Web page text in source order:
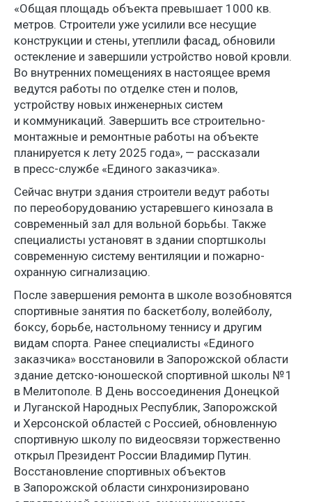
«Общая площадь объекта превышает 1000 кв.
метров. Строители уже усилили все несущие
конструкции и стены, утеплили фасад, обновили
остекление и завершили устройство новой кровли.
Во внутренних помещениях в настоящее время
ведутся работы по отделке стен и полов,
устройству новых инженерных систем
и коммуникаций. Завершить все строительно-
монтажные и ремонтные работы на объекте
планируется к лету 2025 года», — рассказали
в пресс-службе «Единого заказчика».
Сейчас внутри здания строители ведут работы
по переоборудованию устаревшего кинозала в
современный зал для вольной борьбы. Также
специалисты установят в здании спортшколы
современную систему вентиляции и пожарно-
охранную сигнализацию.
После завершения ремонта в школе возобновятся
спортивные занятия по баскетболу, волейболу,
боксу, борьбе, настольному теннису и другим
видам спорта. Ранее специалисты «Единого
заказчика» восстановили в Запорожской области
здание детско-юношеской спортивной школы № 1
в Мелитополе. В День воссоединения Донецкой
и Луганской Народных Республик, Запорожской
и Херсонской областей с Россией, обновленную
спортивную школу по видеосвязи торжественно
открыл Президент России Владимир Путин.
Восстановление спортивных объектов
в Запорожской области синхронизировано